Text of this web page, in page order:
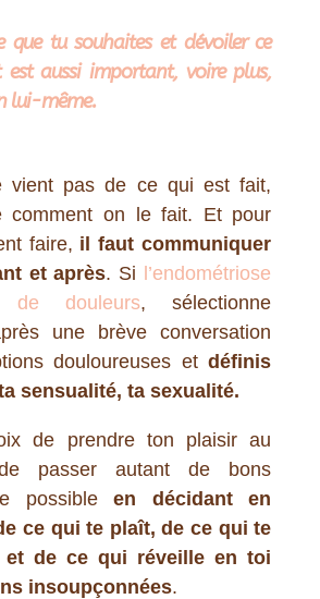
que tu souhaites et dévoiler ce
aussi important, voire plus,
lui-même.
vient pas de ce qui est fait,
comment on le fait. Et pour
faire, il faut communiquer
et après. Si l’endométriose
de douleurs, sélectionne
une brève conversation
douloureuses etdéfinis
sensualité, ta sexualité.
de prendre ton plaisir au
passer autant de bons
possibleen décidant en
ce qui te plaît, de ce qui te
et de ce qui réveille en toi
insoupçonnées.